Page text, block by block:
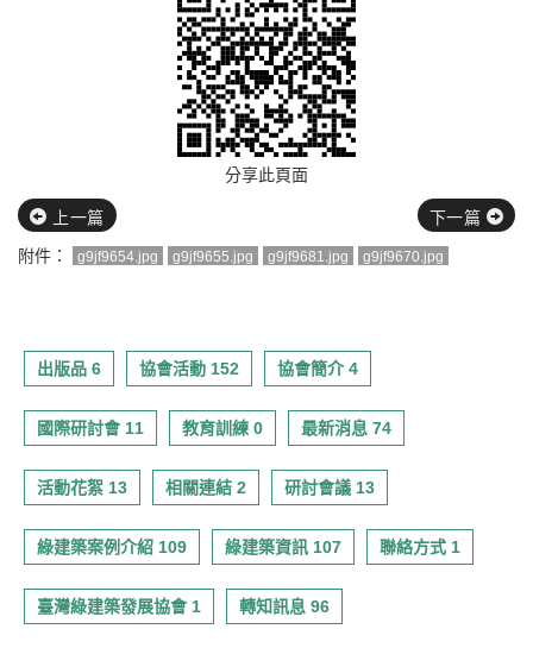
分享此頁面
上一篇
下一篇
附件：
g9jf9654.jpg g9jf9655.jpg g9jf9681.jpg g9jf9670.jpg
出版品 6 協會活動 152 協會簡介 4
國際研討會 11 教育訓練 0 最新消息 74
活動花絮 13 相關連結 2 研討會議 13
綠建築案例介紹 109 綠建築資訊 107 聯絡方式 1
臺灣綠建築發展協會 1 轉知訊息 96